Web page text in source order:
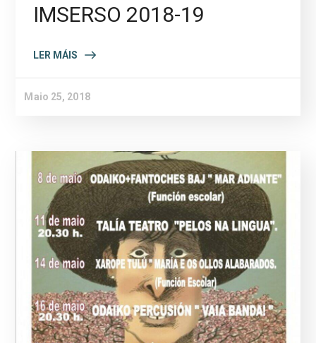
IMSERSO 2018-19
LER MÁIS
Maio 25, 2018